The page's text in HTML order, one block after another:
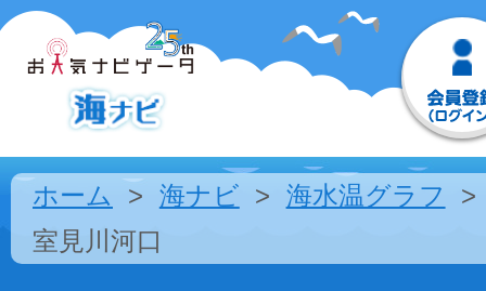
ホーム 海ナビ
海水温グラフ
室見川河口